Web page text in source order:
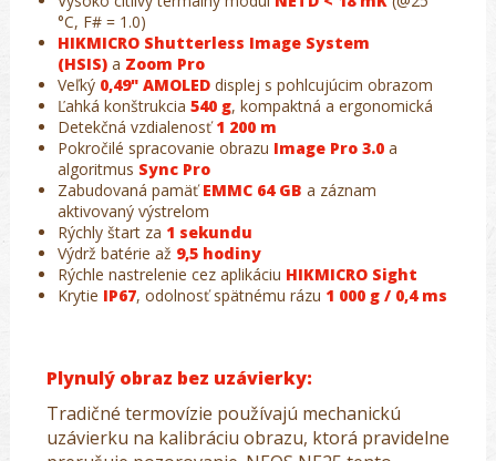
°C, F# = 1.0)
HIKMICRO Shutterless Image System
(HSIS) a Zoom Pro
Veľký 0,49" AMOLED displej s pohlcujúcim obrazom
Ľahká konštrukcia 540 g, kompaktná a ergonomická
Detekčná vzdialenosť1 200 m
Pokročilé spracovanie obrazu Image Pro 3.0 a
algoritmus Sync Pro
Zabudovaná pamäťEMMC 64 GB a záznam
aktivovaný výstrelom
Rýchly štart za 1 sekundu
Výdrž batérie až 9,5 hodiny
Rýchle nastrelenie cez aplikáciu HIKMICRO Sight
Krytie IP67, odolnosť spätnému rázu 1 000 g / 0,4 ms
Plynulý obraz bez uzávierky:
Tradičné termovízie používajú mechanickú
uzávierku na kalibráciu obrazu, ktorá pravidelne